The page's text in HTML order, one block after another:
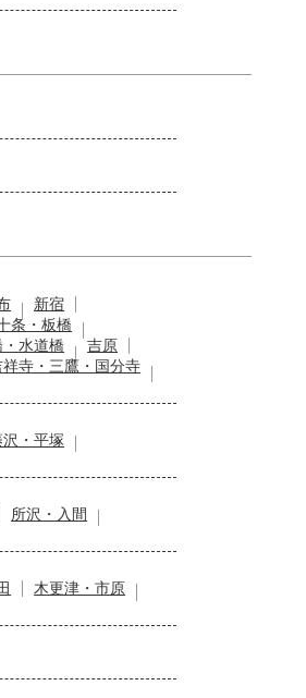
新宿
条・板橋
水道橋
吉原
祥寺・三鷹・国分寺
沢・平塚
所沢・入間
木更津・市原